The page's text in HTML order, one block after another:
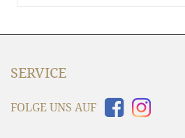
SERVICE
FOLGE UNS AUF